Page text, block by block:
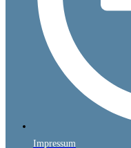
Impressum